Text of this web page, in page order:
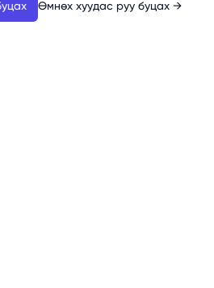
Өмнөх хуудас руу буцах →